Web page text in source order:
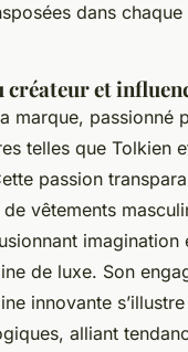
dans
et
marque, passionné
telles que Tolkien
passion
vêtements
imagination
de luxe. Son
innovante
alliant